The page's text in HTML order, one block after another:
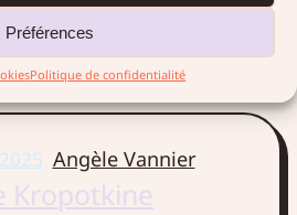
Préférences
Politique de confidentialité
2025 Angèle Vannier